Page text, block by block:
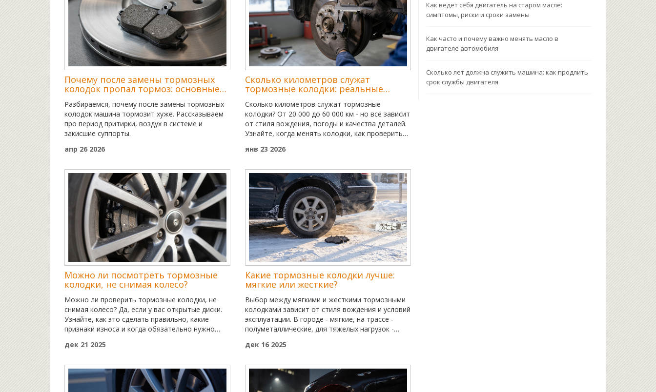
Почему после замены тормозных
колодок пропал тормоз: основные
причины и решения
Разбираемся, почему после замены тормозных
колодок машина тормозит хуже. Рассказываем
про период притирки, воздух в системе и
закисшие суппорты.
апр 26 2026
Сколько километров служат
тормозные колодки: реальные
цифры и факторы износа
Сколько километров служат тормозные
колодки? От 20 000 до 60 000 км - но всё зависит
от стиля вождения, погоды и качества деталей.
Узнайте, когда менять колодки, как проверить
янв 23 2026
Можно ли посмотреть тормозные
колодки, не снимая колесо?
Можно ли проверить тормозные колодки, не
снимая колесо? Да, если у вас открытые диски.
Узнайте, как это сделать правильно, какие
признаки износа и когда обязательно нужно
дек 21 2025
Какие тормозные колодки лучше:
мягкие или жесткие?
Выбор между мягкими и жесткими тормозными
колодками зависит от стиля вождения и условий
эксплуатации. В городе - мягкие, на трассе -
полуметаллические, для тяжелых нагрузок -
безопасности.
дек 16 2025
Как ведет себя двигатель на старом масле:
симптомы, риски и сроки замены
Как часто и почему важно менять масло в
двигателе автомобиля
Сколько лет должна служить машина: как продлить
срок службы двигателя